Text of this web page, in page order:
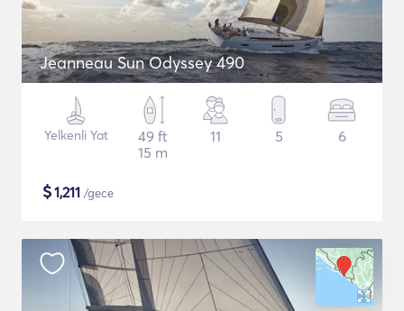
Jeanneau Sun Odyssey 490
Yelkenli Yat
49 ft
15 m
11 5 6
$1,211 /gece